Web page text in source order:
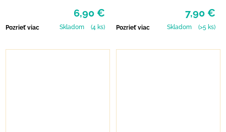
6,90 €
Pozrieť viac Skladom (4 ks)
7,90 €
Pozrieť viac Skladom (>5 ks)